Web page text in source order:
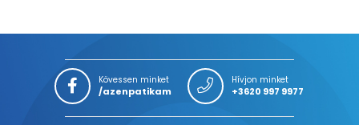
Kövessen minket
/azenpatikam
Hívjon minket
+3620 997 9977